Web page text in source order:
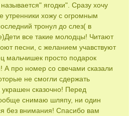
ягодки". Сразу хочу
утренники хожу с огромным
тронул до слез( в
все такие молодцы! Читают
песни, с желанием учавствуют
мальчишек просто подарок
про номер со свечами сказали
не смогли сдержать
сказочно! Перед
снимаю шляпу, ни один
без внимания! Спасибо вам